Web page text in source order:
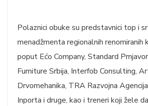
Polaznici obuke su predstavnici top i
menadžmenta regionalnih renomiranih
poput Ećo Company, Standard
Furniture Srbija, Interfob Consulting,
Drvomehanika, TRA Razvojna
Inporta i druge, kao i treneri koji žele